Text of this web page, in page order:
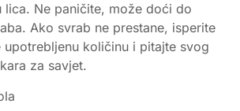
lica. Ne paničite, može doći do
Ako svrab ne prestane, isperite
upotrebljenu količinu i pitajte svog
za savjet.